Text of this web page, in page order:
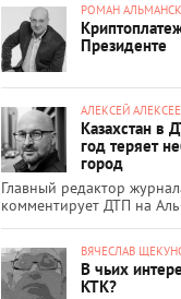
РОМАН
Президенте
АЛЕКСЕЙ
Казахстан в
год теряет
город
Главный редактор
комментирует ДТП на
ВЯЧЕСЛАВ
В чьих
КТК?